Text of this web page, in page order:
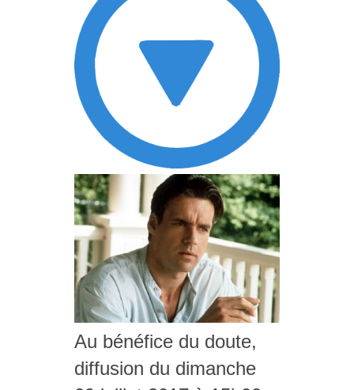
Au bénéfice du doute,
diffusion du dimanche